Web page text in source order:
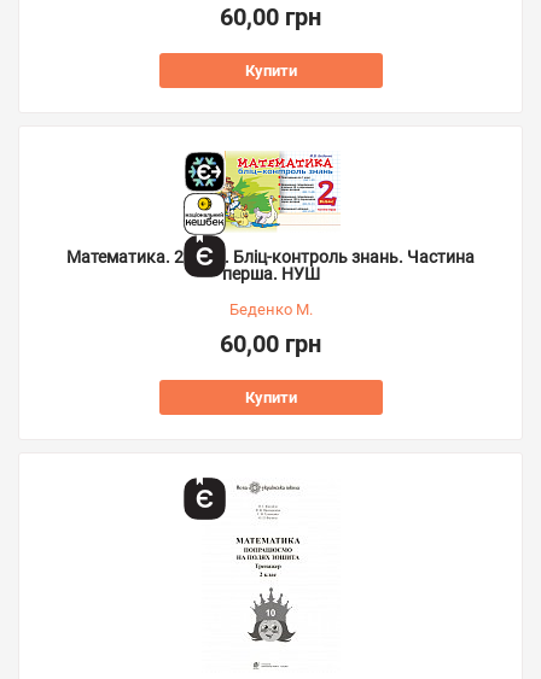
60,00 грн
Купити
Математика. 2 клас. Бліц-контроль знань. Частина
перша. НУШ
Беденко М.
60,00 грн
Купити